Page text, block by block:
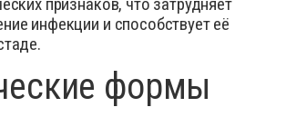
инфекции и способствует её
формы